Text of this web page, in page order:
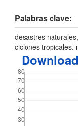
Palabras clave:
desastres
ciclones tropicales,